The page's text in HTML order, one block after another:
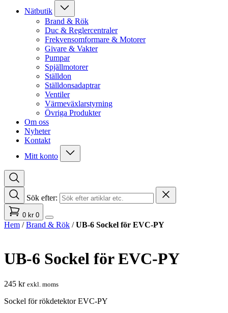
Nätbutik
Brand & Rök
Duc & Reglercentraler
Frekvensomformare & Motorer
Givare & Vakter
Pumpar
Spjällmotorer
Ställdon
Ställdonsadaptrar
Ventiler
Värmeväxlarstyrning
Övriga Produkter
Om oss
Nyheter
Kontakt
Mitt konto
Sök efter:
0 kr 0
Hem /Brand & Rök /UB-6 Sockel för EVC-PY
UB-6 Sockel för EVC-PY
245 kr exkl. moms
Sockel för rökdetektor EVC-PY